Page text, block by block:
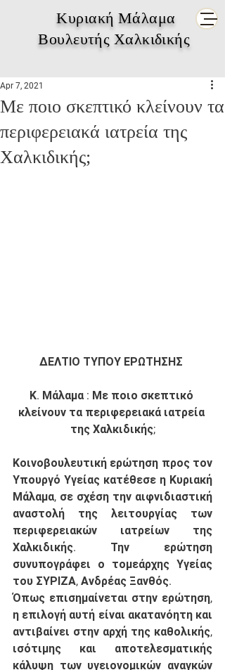
Κυριακή Μάλαμα
Βουλευτής Χαλκιδικής
Με ποιο σκεπτικό κλείνουν τα
περιφερειακά ιατρεία της
Χαλκιδικής;
Apr 7, 2021
ΔΕΛΤΙΟ ΤΥΠΟΥ ΕΡΩΤΗΣΗΣ
Κ. Μάλαμα : Με ποιο σκεπτικό
κλείνουν τα περιφερειακά ιατρεία
της Χαλκιδικής;
Κοινοβουλευτική ερώτηση προς τον
Υπουργό Υγείας κατέθεσε η Κυριακή
Μάλαμα, σε σχέση την αιφνιδιαστική
αναστολή της λειτουργίας των
περιφερειακών ιατρείων της
Χαλκιδικής. Την ερώτηση
συνυπογράφει ο τομεάρχης Υγείας
του ΣΥΡΙΖΑ, Ανδρέας Ξανθός.
Όπως επισημαίνεται στην ερώτηση,
η επιλογή αυτή είναι ακατανόητη και
αντιβαίνει στην αρχή της καθολικής,
ισότιμης και αποτελεσματικής
κάλυψη των υγειονομικών αναγκών